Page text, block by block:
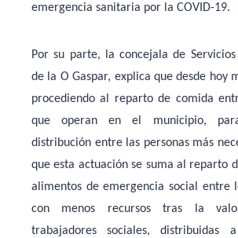
emergencia sanitaria por la COVID-19.
Por su parte, la concejala de
de la O Gaspar, explica que desde hoy
procediendo al reparto de comida
que operan en el municipio,
distribución entre las personas más
que esta actuación se suma al reparto
alimentos de emergencia social entre
con menos recursos tras la
trabajadores sociales,